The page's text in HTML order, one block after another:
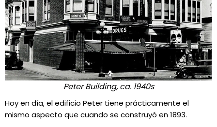
Peter Building, ca. 1940s
Hoy en día, el edificio Peter tiene prácticamente el
mismo aspecto que cuando se construyó en 1893.